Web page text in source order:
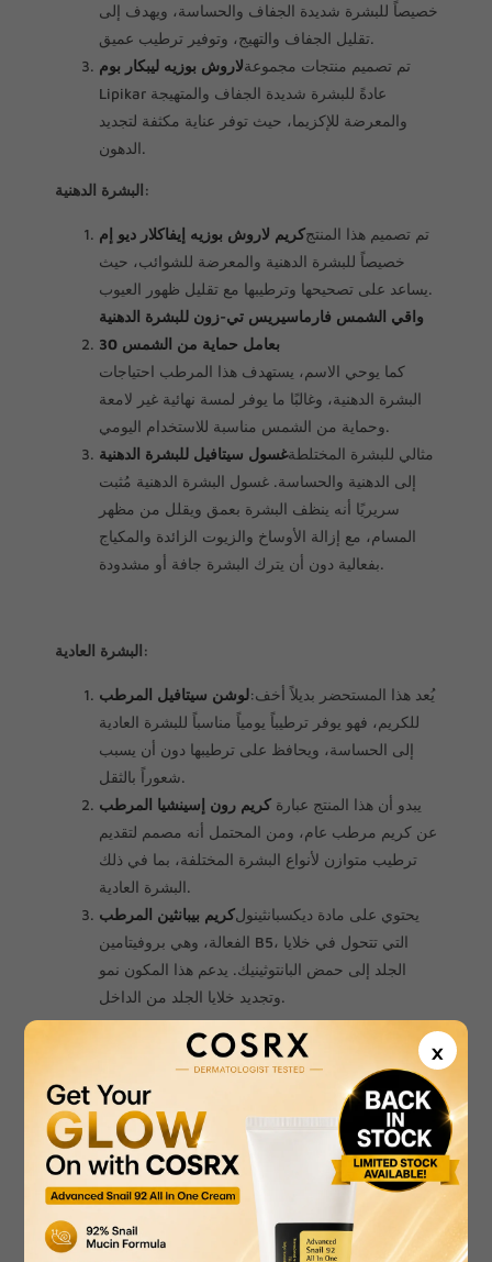
خصيصاً للبشرة شديدة الجفاف والحساسة، ويهدف إلى
تقليل الجفاف والتهيج، وتوفير ترطيب عميق.
لاروش بوزيه ليبكار بومتم تصميم منتجات مجموعة
Lipikar عادةً للبشرة شديدة الجفاف والمتهيجة
والمعرضة للإكزيما، حيث توفر عناية مكثفة لتجديد
الدهون.
البشرة الدهنية:
كريم لاروش بوزيه إيفاكلار ديو إمتم تصميم هذا المنتج
خصيصاً للبشرة الدهنية والمعرضة للشوائب، حيث
يساعد على تصحيحها وترطيبها مع تقليل ظهور العيوب.
واقي الشمس فارماسيريس تي-زون للبشرة الدهنية
بعامل حماية من الشمس 30
كما يوحي الاسم، يستهدف هذا المرطب احتياجات
البشرة الدهنية، وغالبًا ما يوفر لمسة نهائية غير لامعة
وحماية من الشمس مناسبة للاستخدام اليومي.
غسول سيتافيل للبشرة الدهنيةمثالي للبشرة المختلطة
إلى الدهنية والحساسة. غسول البشرة الدهنية مُثبت
سريريًا أنه ينظف البشرة بعمق ويقلل من مظهر
المسام، مع إزالة الأوساخ والزيوت الزائدة والمكياج
بفعالية دون أن يترك البشرة جافة أو مشدودة.
البشرة العادية:
لوشن سيتافيل المرطب:يُعد هذا المستحضر بديلاً أخف
للكريم، فهو يوفر ترطيباً يومياً مناسباً للبشرة العادية
إلى الحساسة، ويحافظ على ترطيبها دون أن يسبب
شعوراً بالثقل.
كريم رون إسينشيا المرطب يبدو أن هذا المنتج عبارة
عن كريم مرطب عام، ومن المحتمل أنه مصمم لتقديم
ترطيب متوازن لأنواع البشرة المختلفة، بما في ذلك
البشرة العادية.
كريم بيبانثين المرطبيحتوي على مادة ديكسبانثينول
الفعالة، وهي بروفيتامين B5، التي تتحول في خلايا
الجلد إلى حمض البانتوثينيك. يدعم هذا المكون نمو
وتجديد خلايا الجلد من الداخل.
الأسئلة الشائعة حول مرطبات البشرة في قطر
كيف أختار مرطبًا جيدًا؟
يعتمد اختيار المرطب المناسب على نوع بشرتكِ والمناخ.
للبشرة الجافة، ابحثي عن كريمات غنية بمكونات مثل
السيراميدات والجلسرين وحمض الهيالورونيك. أما للبشرة
الدهنية أو المعرضة لحب الشباب، فاختاري مرطبات خفيفة
الوزن وغير كوميدوغينيك ذات قوام جل.
×